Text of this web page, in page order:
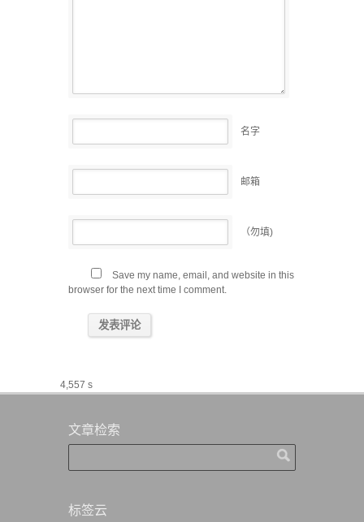
名字
邮箱
（勿填)
Save my name, email, and website in this
browser for the next time I comment.
4,557 s
文章检索
标签云